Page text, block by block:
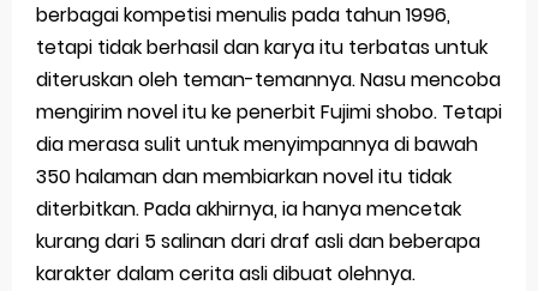
berbagai kompetisi menulis pada tahun 1996,
tetapi tidak berhasil dan karya itu terbatas untuk
diteruskan oleh teman-temannya. Nasu mencoba
mengirim novel itu ke penerbit Fujimi shobo. Tetapi
dia merasa sulit untuk menyimpannya di bawah
350 halaman dan membiarkan novel itu tidak
diterbitkan. Pada akhirnya, ia hanya mencetak
kurang dari 5 salinan dari draf asli dan beberapa
karakter dalam cerita asli dibuat olehnya.